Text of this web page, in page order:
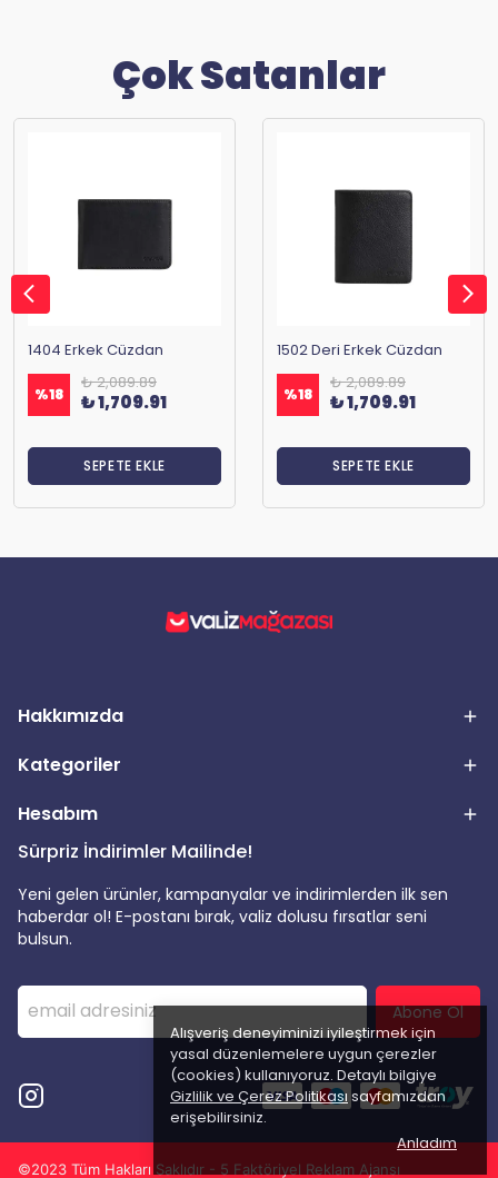
Alışveriş deneyiminizi iyileştirmek için
yasal düzenlemelere uygun çerezler
(cookies) kullanıyoruz. Detaylı bilgiye
Gizlilik ve Çerez Politikası sayfamızdan
erişebilirsiniz.
Anladım
Çok Satanlar
1404 Erkek Cüzdan
%18
₺ 2,089.89
₺ 1,709.91
SEPETE EKLE
1502 Deri Erkek Cüzdan
%18
₺ 2,089.89
₺ 1,709.91
SEPETE EKLE
Hakkımızda
Kategoriler
Hesabım
Sürpriz İndirimler Mailinde!
Yeni gelen ürünler, kampanyalar ve indirimlerden ilk sen
haberdar ol! E-postanı bırak, valiz dolusu fırsatlar seni
bulsun.
Abone Ol
©2023 Tüm Hakları Saklıdır - 5 Faktöriyel Reklam Ajansı